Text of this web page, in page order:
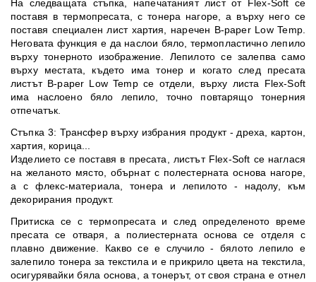
На следващата стъпка, напечатаният лист от Flex-Soft се
поставя в термопресата, с тонера нагоре, а върху него се
поставя специален лист хартия, наречен B-paper Low Temp.
Неговата функция е да наслои бяло, термопластично лепило
върху тонерното изображение. Лепилото се залепва само
върху местата, където има тонер и когато след пресата
листът B-paper Low Temp се отдели, върху листa Flex-Soft
има наслоено бяло лепило, точно повтарящо тонерния
отпечатък.
Стъпка 3: Трансфер върху избрания продукт - дреха, картон,
хартия, корица...
Изделието се поставя в пресата, листът Flex-Soft се наглася
на желаното място, обърнат с полестерната основа нагоре,
а с флекс-материала, тонера и лепилото - надолу, към
декорирания продукт.
Притиска се с термопресата и след определеното време
пресата се отваря, а полиестерната основа се отделя с
плавно движение. Какво се е случило - бялото лепило е
залепило тонера за текстила и е прикрило цвета на текстила,
осигурявайки бяла основа, а тонерът, от своя страна е отнел